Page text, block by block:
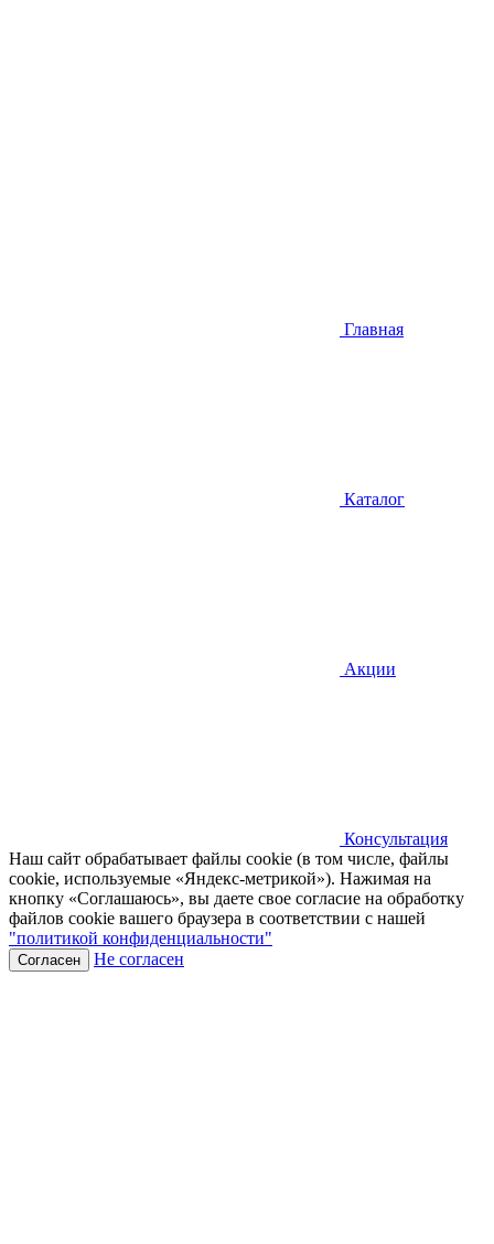
Главная
Каталог
Акции
Консультация
Наш сайт обрабатывает файлы cookie (в том числе, файлы
cookie, используемые «Яндекс-метрикой»). Нажимая на
кнопку «Соглашаюсь», вы даете свое согласие на обработку
файлов cookie вашего браузера в соответствии с нашей
"политикой конфиденциальности"
Согласен Не согласен